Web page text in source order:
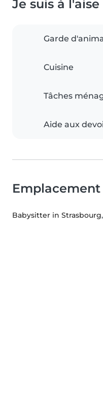
Je suis à l'aise
Garde
Cuisine
Tâches
Aide aux
Emplacement
Babysitter in Strasbourg